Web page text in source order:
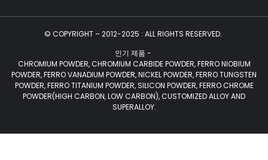
© COPYRIGHT – 2012-2025 : ALL RIGHTS RESERVED.
인기 제품 -
CHROMIUM POWDER, CHROMIUM CARBIDE POWDER, FERRO NIOBIUM
POWDER, FERRO VANADIUM POWDER, NICKEL POWDER, FERRO TUNGSTEN
POWDER, FERRO TITANIUM POWDER, SILICON POWDER, FERRO CHROME
POWDER(HIGH CARBON, LOW CARBON), CUSTOMIZED ALLOY AND
SUPERALLOY.